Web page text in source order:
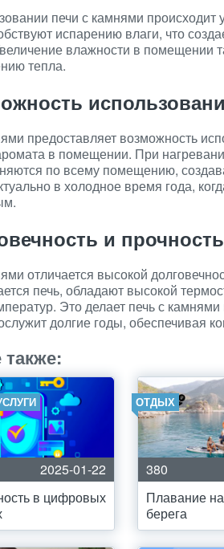
печи с камнями
испарению влаги, что
влажности в помещении
тепла.
предоставляет возможность
в помещении. При
по всему помещению,
в холодное время года,
и прочность
отличается высокой
печь, обладают высокой
Это делает печь с
долгие годы, обеспечивая
также:
2025-01-22
в цифровых
ОТДЫХ
380
Плавание
берега